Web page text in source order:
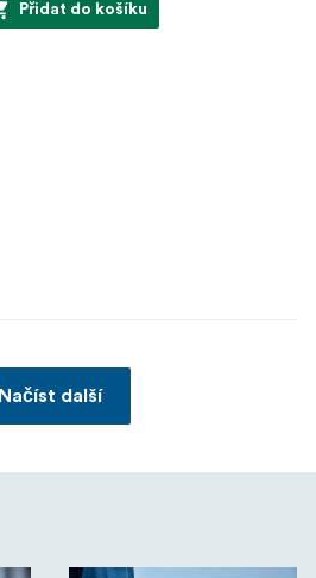
Přidat do košíku
Načíst další